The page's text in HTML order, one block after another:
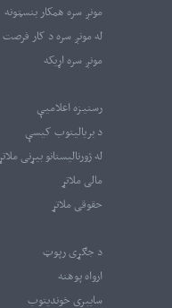
مونږ سره همکار بنسټونه
له مونږ سره د کار فرصت
مونږ سره اړیکه
رسنیزه اعلامیې
د بریالیتوب کیسې
له ژورنالیستانو بیړنی ملاتړ
مالی ملاتړ
حقوقی ملاتړ
د جګړی رپوټ
ارواه پوهنه
سایبري خوندیتوب